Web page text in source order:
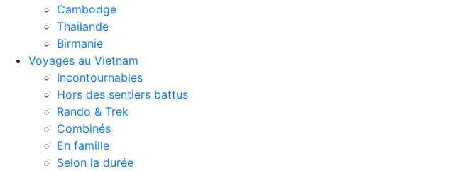
Cambodge
Thailande
Birmanie
Voyages au Vietnam
Incontournables
Hors des sentiers battus
Rando & Trek
Combinés
En famille
Selon la durée